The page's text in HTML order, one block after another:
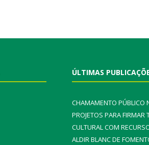
ÚLTIMAS
CHAMAMENTO PÚBLICO
PROJETOS PARA FIRMAR
CULTURAL COM
ALDIR BLANC DE